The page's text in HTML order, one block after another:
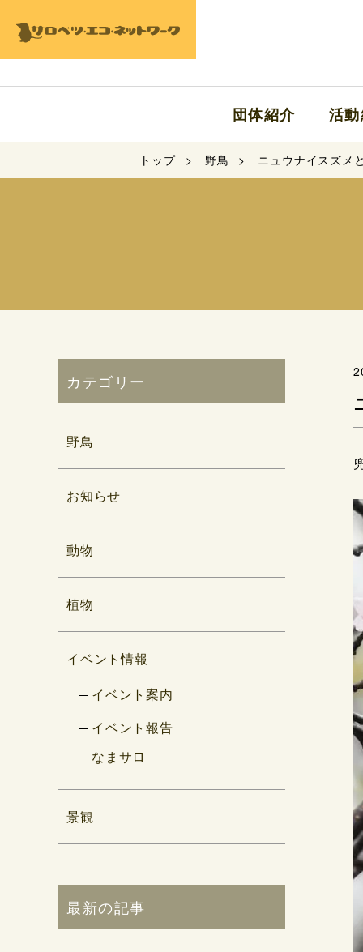
団体紹介 活
トップ 野鳥 ニュウナイスズメ
カテゴリー
野鳥
お知らせ
動物
植物
イベント情報
イベント案内
イベント報告
なまサロ
景観
最新の記事